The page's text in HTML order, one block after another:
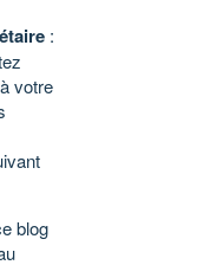
:
votre
blog